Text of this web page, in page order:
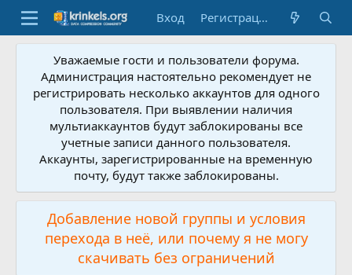
Вход Регистрация
Уважаемые гости и пользователи форума.
Администрация настоятельно рекомендует не
регистрировать несколько аккаунтов для одного
пользователя. При выявлении наличия
мультиаккаунтов будут заблокированы все
учетные записи данного пользователя.
Аккаунты, зарегистрированные на временную
почту, будут также заблокированы.
Добавление новой группы и условия
перехода в неё, или почему я не могу
скачивать без ограничений